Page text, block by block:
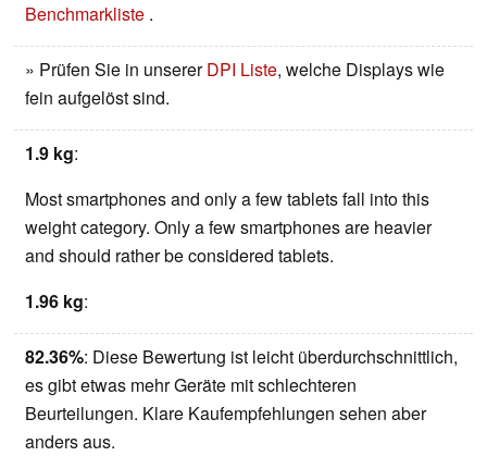
Benchmarkliste .
» Prüfen Sie in unsererDPI Liste, welche Displays wie
fein aufgelöst sind.
1.9 kg:
Most smartphones and only a few tablets fall into this
weight category. Only a few smartphones are heavier
and should rather be considered tablets.
1.96 kg:
82.36%: Diese Bewertung ist leicht überdurchschnittlich,
es gibt etwas mehr Geräte mit schlechteren
Beurteilungen. Klare Kaufempfehlungen sehen aber
anders aus.